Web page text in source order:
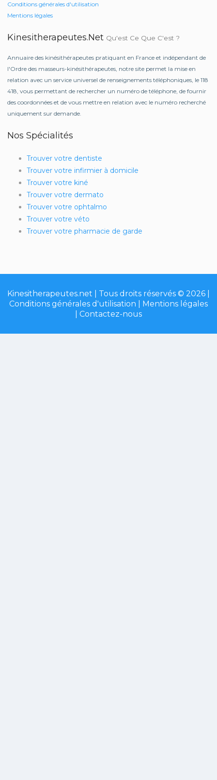
Conditions générales d'utilisation
Mentions légales
Kinesitherapeutes.net Qu'est Ce Que C'est ?
Annuaire des kinésithérapeutes pratiquant en France et indépendant de
l'Ordre des masseurs-kinésithérapeutes, notre site permet la mise en
relation avec un service universel de renseignements téléphoniques, le 118
418, vous permettant de rechercher un numéro de téléphone, de fournir
des coordonnées et de vous mettre en relation avec le numéro recherché
uniquement sur demande.
Nos Spécialités
Trouver votre dentiste
Trouver votre infirmier à domicile
Trouver votre kiné
Trouver votre dermato
Trouver votre ophtalmo
Trouver votre véto
Trouver votre pharmacie de garde
Kinesitherapeutes.net | Tous droits réservés © 2026 |
Conditions générales d'utilisation
Mentions légales
Contactez-nous